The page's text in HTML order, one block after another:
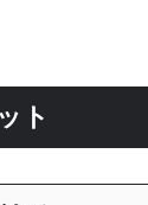
ト